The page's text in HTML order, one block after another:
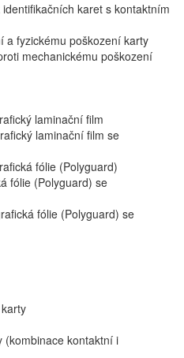
karet s kontaktním
a fyzickému poškození karty
mechanickému poškození
laminační film
laminační film se
fólie (Polyguard)
fólie (Polyguard) se
fólie (Polyguard) se
(kombinace kontaktní i